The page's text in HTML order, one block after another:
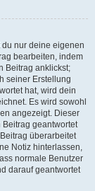
du nur deine eigenen
bearbeiten, indem
Beitrag anklickst;
seiner Erstellung
hat, wird dein
Es wird sowohl
angezeigt. Dieser
geantwortet
überarbeitet
Notiz hinterlassen,
normale Benutzer
darauf geantwortet